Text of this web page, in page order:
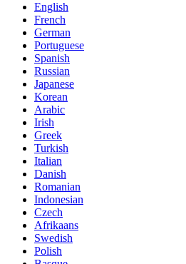
English
French
German
Portuguese
Spanish
Russian
Japanese
Korean
Arabic
Irish
Greek
Turkish
Italian
Danish
Romanian
Indonesian
Czech
Afrikaans
Swedish
Polish